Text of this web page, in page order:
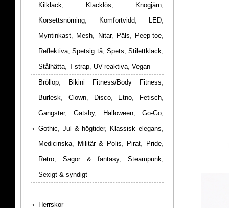
Kilklack, Klacklös, Knogjärn,
Korsettsnörning, Komfortvidd, LED,
Myntinkast, Mesh, Nitar, Päls, Peep-toe,
Reflektiva,Spetsig tå, Spets, Stilettklack,
Stålhätta, T-strap, UV-reaktiva, Vegan
Bröllop, Bikini Fitness/Body Fitness,
Burlesk, Clown, Disco, Etno, Fetisch,
Gangster, Gatsby, Halloween, Go-Go,
Gothic, Jul & högtider, Klassisk elegans,
Medicinska, Militär & Polis, Pirat, Pride,
Retro, Sagor & fantasy, Steampunk,
Sexigt & syndigt
Herrskor